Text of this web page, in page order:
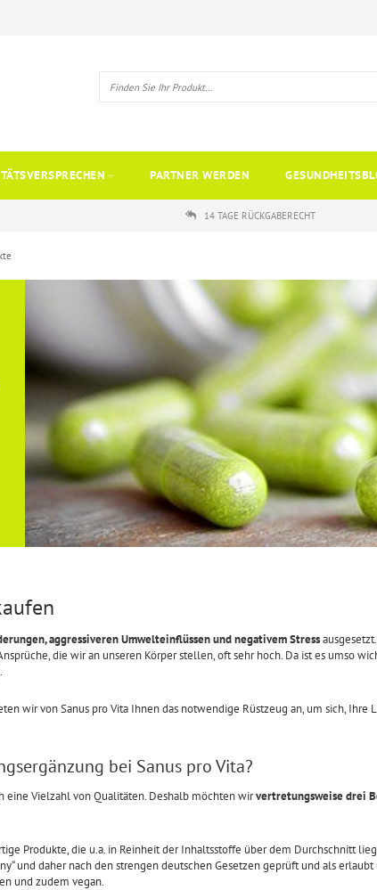
PARTNER WERDEN
14 TAGE RÜCKGABERECHT
aggressiveren Umwelteinflüssen und negativem Stress
die wir an unseren Körper stellen, oft sehr hoch. Da ist es umso
.
wir von Sanus pro Vita Ihnen das notwendige Rüstzeug an, um sich, Ihre
bei Sanus pro Vita?
eine Vielzahl von Qualitäten. Deshalb möchten wirvertretungsweise drei
Produkte, die u.a. in Reinheit der Inhaltsstoffe über dem Durchschnitt
und daher nach den strengen deutschen Gesetzen geprüft und als
und zudem vegan.